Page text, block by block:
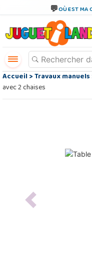
OÙ EST MA
Accueil>Travaux manuels
avec 2 chaises
Previous